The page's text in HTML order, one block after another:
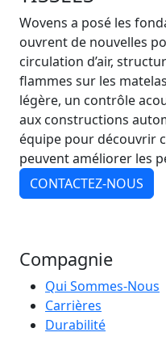
Wovens a posé les
ouvrent de nouvelles
circulation d’air,
flammes sur les
légère, un contrôle
aux constructions
équipe pour découvrir
peuvent améliorer les
CONTACTEZ-NOUS
Compagnie
Qui Sommes-Nous
Carrières
Durabilité